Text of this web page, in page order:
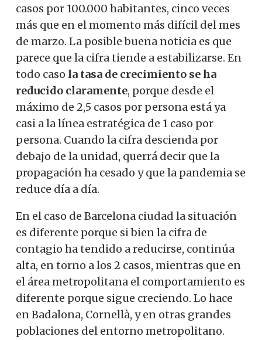
casos por 100.000 habitantes, cinco veces
más que en el momento más difícil del mes
de marzo. La posible buena noticia es que
parece que la cifra tiende a estabilizarse. En
todo caso la tasa de crecimiento se ha
reducido claramente, porque desde el
máximo de 2,5 casos por persona está ya
casi a la línea estratégica de 1 caso por
persona. Cuando la cifra descienda por
debajo de la unidad, querrá decir que la
propagación ha cesado y que la pandemia se
reduce día a día.
En el caso de Barcelona ciudad la situación
es diferente porque si bien la cifra de
contagio ha tendido a reducirse, continúa
alta, en torno a los 2 casos, mientras que en
el área metropolitana el comportamiento es
diferente porque sigue creciendo. Lo hace
en Badalona, ​​Cornellà, y en otras grandes
poblaciones del entorno metropolitano.